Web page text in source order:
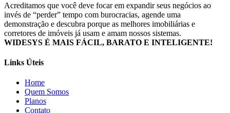
Acreditamos que você deve focar em expandir seus negócios ao
invés de “perder” tempo com burocracias, agende uma
demonstração e descubra porque as melhores imobiliárias e
corretores de imóveis já usam e amam nossos sistemas.
WIDESYS É MAIS FÁCIL, BARATO E INTELIGENTE!
Links Úteis
Home
Quem Somos
Planos
Contato